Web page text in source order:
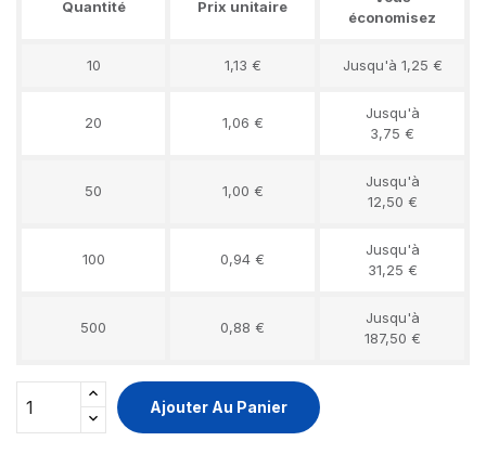
Quantité Prix unitaire
économisez
10 1,13 € Jusqu'à 1,25 €
20 1,06 €
Jusqu'à
3,75 €
50 1,00 €
Jusqu'à
12,50 €
100 0,94 €
Jusqu'à
31,25 €
500 0,88 €
Jusqu'à
187,50 €
Ajouter Au Panier